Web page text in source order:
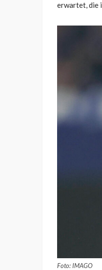
erwartet, die
Foto: IMAGO